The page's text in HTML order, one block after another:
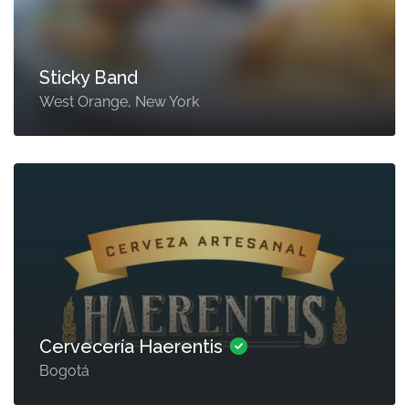
Sticky Band
West Orange, New York
Cervecería Haerentis
Bogotá